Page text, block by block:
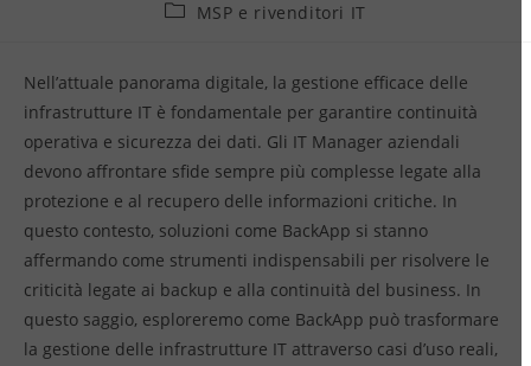
MSP e rivenditori IT
Nell’attuale panorama digitale, la gestione efficace delle
infrastrutture IT è fondamentale per garantire continuità
operativa e sicurezza dei dati. Gli IT Manager aziendali
devono affrontare sfide sempre più complesse legate alla
protezione e al recupero delle informazioni critiche. In
questo contesto, soluzioni come BackApp si stanno
affermando come strumenti indispensabili per risolvere le
criticità legate ai backup e alla continuità del business. In
questo saggio, esploreremo come BackApp può trasformare
la gestione delle infrastrutture IT attraverso casi d’uso reali,